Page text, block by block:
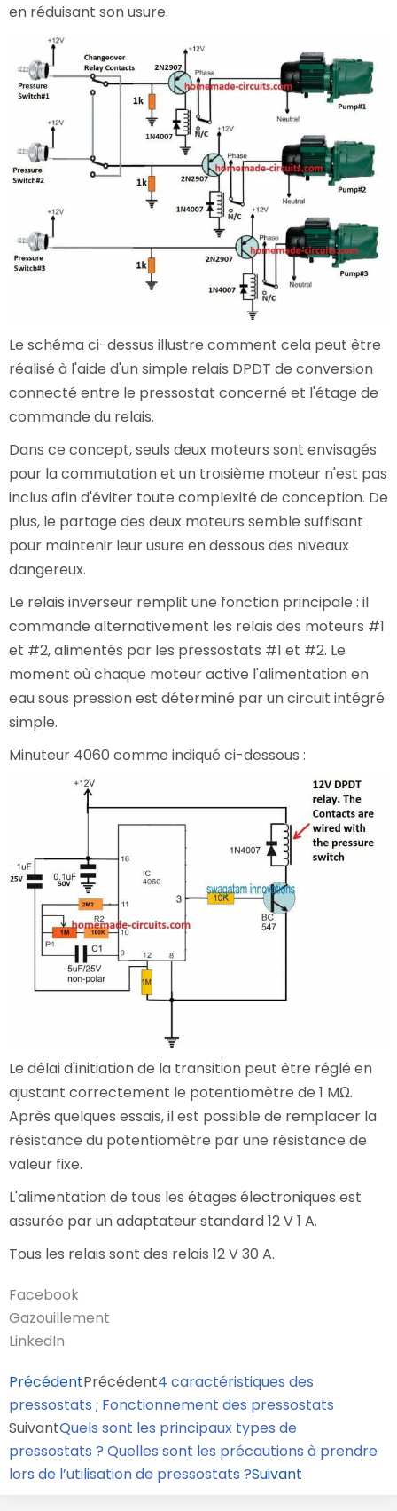
en réduisant son usure.
Le schéma ci-dessus illustre comment cela peut être
réalisé à l'aide d'un simple relais DPDT de conversion
connecté entre le pressostat concerné et l'étage de
commande du relais.
Dans ce concept, seuls deux moteurs sont envisagés
pour la commutation et un troisième moteur n'est pas
inclus afin d'éviter toute complexité de conception. De
plus, le partage des deux moteurs semble suffisant
pour maintenir leur usure en dessous des niveaux
dangereux.
Le relais inverseur remplit une fonction principale : il
commande alternativement les relais des moteurs #1
et #2, alimentés par les pressostats #1 et #2. Le
moment où chaque moteur active l'alimentation en
eau sous pression est déterminé par un circuit intégré
simple.
Minuteur 4060 comme indiqué ci-dessous :
Le délai d'initiation de la transition peut être réglé en
ajustant correctement le potentiomètre de 1 MΩ.
Après quelques essais, il est possible de remplacer la
résistance du potentiomètre par une résistance de
valeur fixe.
L'alimentation de tous les étages électroniques est
assurée par un adaptateur standard 12 V 1 A.
Tous les relais sont des relais 12 V 30 A.
Facebook
Gazouillement
LinkedIn
PrécédentPrécédent4 caractéristiques des
pressostats ; Fonctionnement des pressostats
SuivantQuels sont les principaux types de
pressostats ? Quelles sont les précautions à prendre
lors de l’utilisation de pressostats ?Suivant